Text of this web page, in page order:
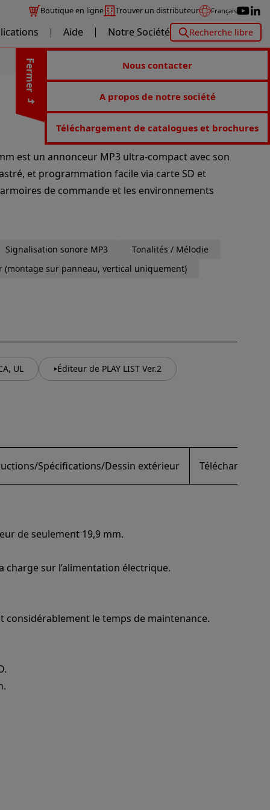
Boutique en ligne Trouver un distributeur Français
Aide Notre Société Recherche libre
Fermer Nous contacter
A propos de notre société
Téléchargement de catalogues et brochures
est un annonceur MP3 ultra-compact avec son
et programmation facile via carte SD et
de commande et les environnements
Signalisation sonore MP3
Tonalités / Mélodie
sur panneau, vertical uniquement)
UL Éditeur de PLAY LIST Ver.2
Spécifications/Dessin extérieur
de seulement 19,9 mm.
charge sur l’alimentation électrique.
considérablement le temps de maintenance.